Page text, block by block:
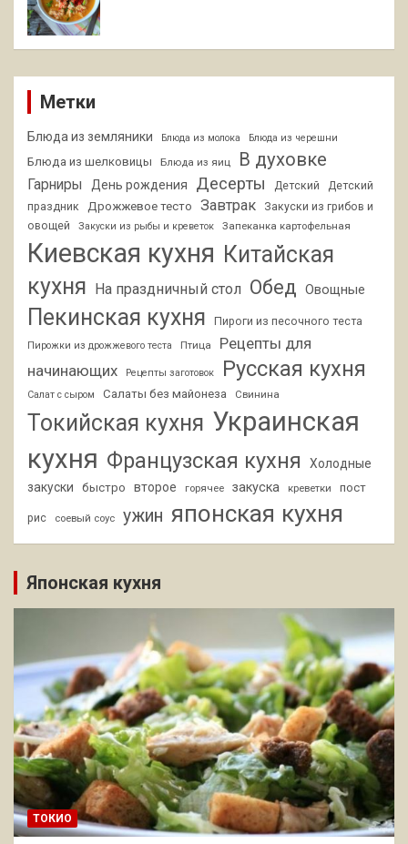
Метки
Блюда из земляники Блюда из молока Блюда из черешни
Блюда из шелковицы Блюда из яиц В духовке
Гарниры День рождения Десерты Детский
Детский
праздник
Дрожжевое тесто Завтрак
Закуски из грибов и
овощей
Закуски из рыбы и креветок Запеканка картофельная
Киевская кухня Китайская
кухня
На праздничный стол Обед Овощные
Пекинская кухня Пироги из песочного теста
Пирожки из дрожжевого теста Птица
Рецепты для
начинающих
Рецепты заготовок Русская кухня
Салат с сыром Салаты без майонеза Свинина
Токийская кухня Украинская
кухня Французская кухня
Холодные
закуски
быстро второе горячее закуска креветки пост
рис соевый соус ужин японская кухня
Японская кухня
ТОКИО